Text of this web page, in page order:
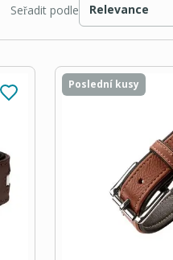
Seřadit podle Relevance
Poslední kusy